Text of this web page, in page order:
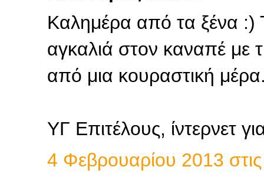
Καλημέρα από τα ξένα
αγκαλιά στον καναπέ με
από μια κουραστική
ΥΓ Επιτέλους, ίντερνετ
4 Φεβρουαρίου 2013